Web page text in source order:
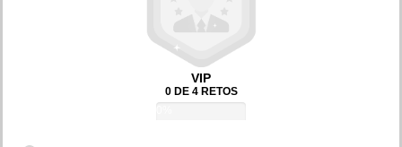
VIP
0 DE 4 RETOS